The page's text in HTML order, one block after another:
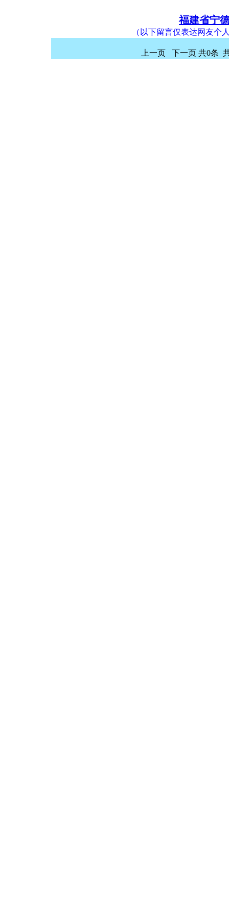
福建省宁
（以下留言仅表达网友个
上一页 下一页 共0条